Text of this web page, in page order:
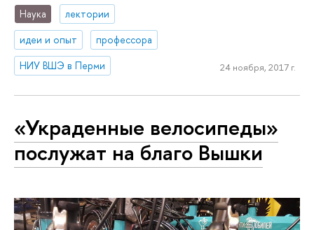
Наука
лектории
идеи и опыт
профессора
НИУ ВШЭ в Перми
24 ноября, 2017 г.
«Украденные велосипеды»
послужат на благо Вышки